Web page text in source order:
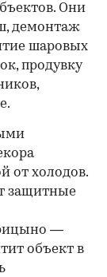
Они
демонтаж
шаровых
продувку
от холодов.
защитные
—
объект в